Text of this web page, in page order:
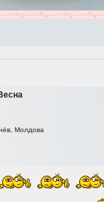
Молдова